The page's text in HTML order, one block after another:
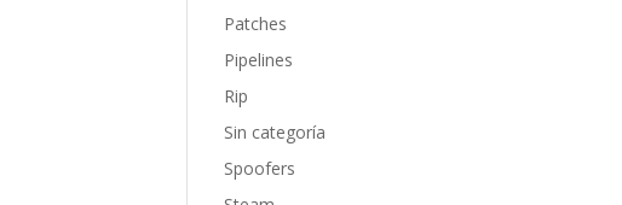
Patches
Pipelines
Rip
Sin categoría
Spoofers